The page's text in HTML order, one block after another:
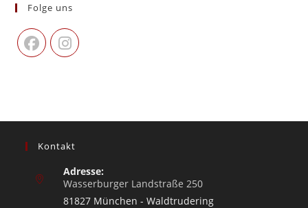
Folge uns
Kontakt
Adresse:
Wasserburger Landstraße 250
81827 München - Waldtrudering